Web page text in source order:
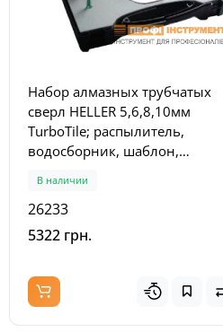
Набор алмазных трубчатых
сверл HELLER 5,6,8,10мм
TurboTile; распылитель,
водосборник, шаблон,
В наличии
26233
5322 грн.